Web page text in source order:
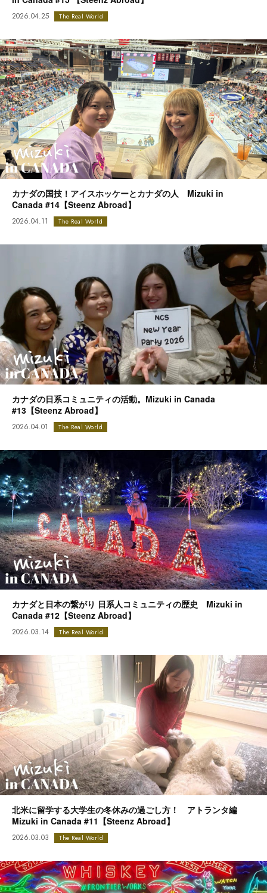
2026.04.25 The Real World
カナダの国技！アイスホッケーとカナダの人 Mizuki in
Canada #14【Steenz Abroad】
2026.04.11 The Real World
カナダの日系コミュニティの活動。Mizuki in Canada
#13【Steenz Abroad】
2026.04.01 The Real World
カナダと日本の繋がり 日系人コミュニティの歴史 Mizuki in
Canada #12【Steenz Abroad】
2026.03.14 The Real World
北米に留学する大学生の冬休みの過ごし方！ アトランタ編
Mizuki in Canada #11【Steenz Abroad】
2026.03.03 The Real World